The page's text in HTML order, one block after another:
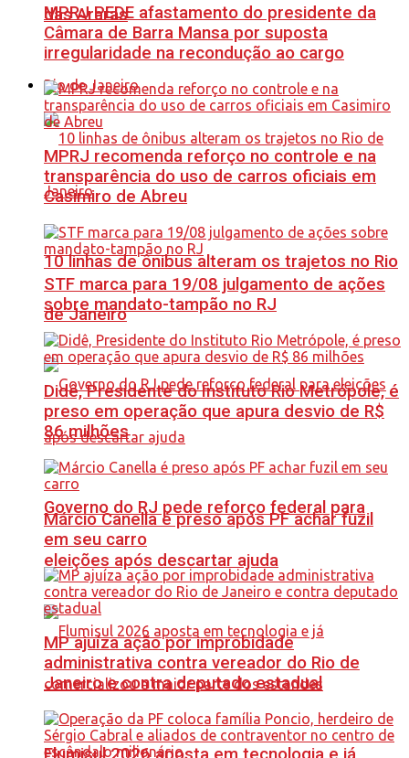
das Araras
Rio de Janeiro
10 linhas de ônibus alteram os trajetos no Rio
de Janeiro
Governo do RJ pede reforço federal para
eleições após descartar ajuda
Flumisul 2026 aposta em tecnologia e já
MPRJ PEDE afastamento do presidente da
Câmara de Barra Mansa por suposta
irregularidade na recondução ao cargo
MPRJ recomenda reforço no controle e na
transparência do uso de carros oficiais em
Casimiro de Abreu
STF marca para 19/08 julgamento de ações
sobre mandato-tampão no RJ
Didê, Presidente do Instituto Rio Metrópole, é
preso em operação que apura desvio de R$
86 milhões
Márcio Canella é preso após PF achar fuzil
em seu carro
MP ajuíza ação por improbidade
administrativa contra vereador do Rio de
Janeiro e contra deputado estadual